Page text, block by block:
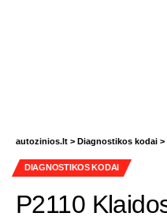
autozinios.lt > Diagnostikos kodai >
DIAGNOSTIKOS KODAI
P2110